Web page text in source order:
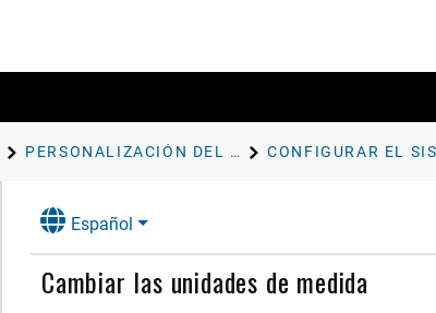
PERSONALIZACIÓN DEL DISPOSITIVO
Español
Cambiar las unidades de medida